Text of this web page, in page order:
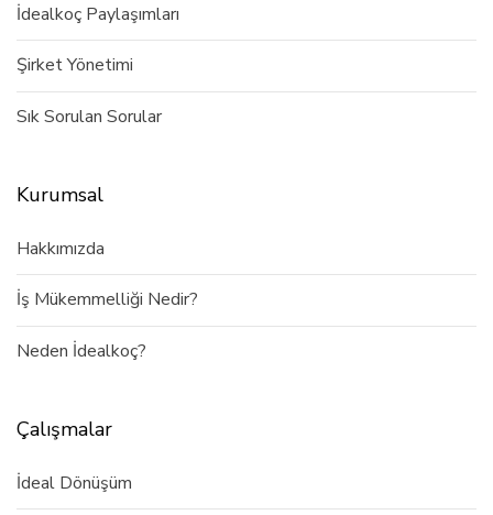
İdealkoç Paylaşımları
Şirket Yönetimi
Sık Sorulan Sorular
Kurumsal
Hakkımızda
İş Mükemmelliği Nedir?
Neden İdealkoç?
Çalışmalar
İdeal Dönüşüm